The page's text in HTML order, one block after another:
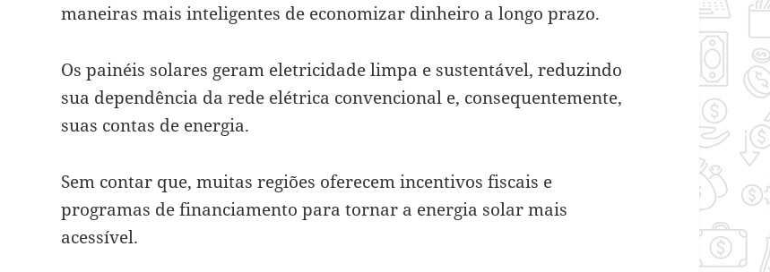
maneiras mais inteligentes de economizar dinheiro a longo prazo.
Os painéis solares geram eletricidade limpa e sustentável, reduzindo
sua dependência da rede elétrica convencional e, consequentemente,
suas contas de energia.
Sem contar que, muitas regiões oferecem incentivos fiscais e
programas de financiamento para tornar a energia solar mais
acessível.